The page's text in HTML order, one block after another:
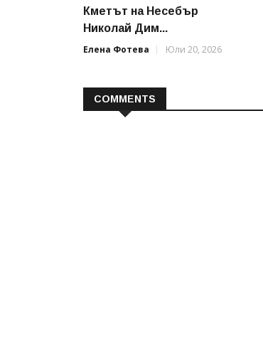
Кметът на Несебър
Николай Дим...
Елена Фотева
Юли 20, 2026
COMMENTS